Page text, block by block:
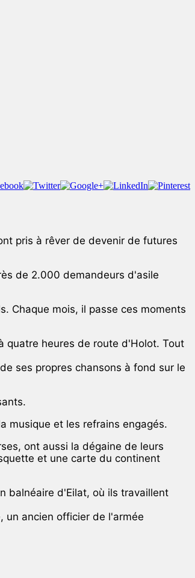
pris à rêver de devenir de futures
de 2.000 demandeurs d'asile
Chaque mois, il passe ces moments
quatre heures de route d'Holot. Tout
ses propres chansons à fond sur le
musique et les refrains engagés.
ont aussi la dégaine de leurs
et une carte du continent
balnéaire d'Eilat, où ils travaillent
un ancien officier de l'armée